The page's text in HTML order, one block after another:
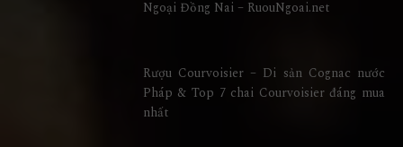
Ngoại Đồng Nai – RuouNgoai.net
Rượu Courvoisier – Di sản Cognac nước
Pháp & Top 7 chai Courvoisier đáng mua
nhất